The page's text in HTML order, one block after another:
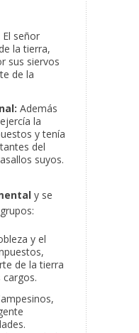
El señor
la tierra,
sus siervos
de la
Además
la
y tenía
del
suyos.
y se
y el
de la tierra